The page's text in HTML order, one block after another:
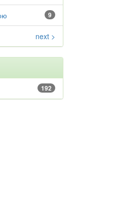
9
next >
192